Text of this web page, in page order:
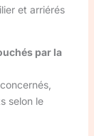
et arriérés
par la
selon le